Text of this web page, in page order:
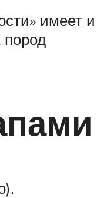
имеет и
пород